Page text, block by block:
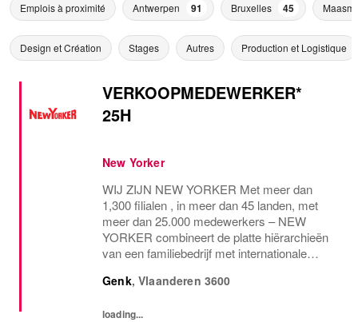
Emplois à proximité Antwerpen 91 Bruxelles 45
Design et Création Stages Autres Production et Logistique
VERKOOPMEDEWERKER*
25H
New Yorker
WIJ ZIJN NEW YORKER Met meer dan
1,300 filialen , in meer dan 45 landen, met
meer dan 25.000 medewerkers – NEW
YORKER combineert de platte hiërarchieën
van een familiebedrijf met internationale
werkomgeving. WEES NEW YORKER
Genk,Vlaanderen 3600
loading...